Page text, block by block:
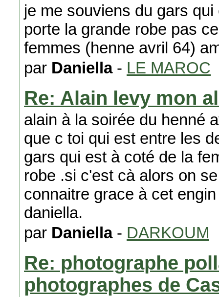
je me souviens du gars
porte la grande robe pas
femmes (henne avril 64)
par Daniella- LE MAROC
Re: Alain levy mon
alain à la soirée du henné
que c toi qui est entre les
gars qui est à coté de la
robe .si c'est cà alors on
connaitre grace à cet
daniella.
par Daniella- DARKOUM
Re: photographe
photographes de